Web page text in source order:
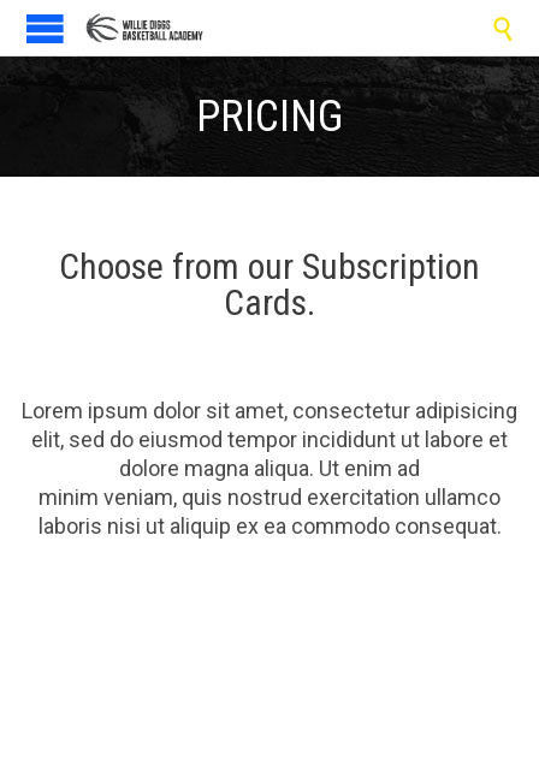

PRICING
Choose from our Subscription
Cards.
Lorem ipsum dolor sit amet, consectetur adipisicing
elit, sed do eiusmod tempor incididunt ut labore et
dolore magna aliqua. Ut enim ad
minim veniam, quis nostrud exercitation ullamco
laboris nisi ut aliquip ex ea commodo consequat.